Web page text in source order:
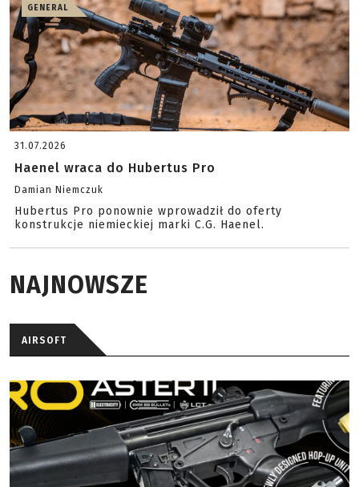
GENERAL
31.07.2026
Haenel wraca do Hubertus Pro
Damian Niemczuk
Hubertus Pro ponownie wprowadził do oferty
konstrukcje niemieckiej marki C.G. Haenel.
NAJNOWSZE
AIRSOFT